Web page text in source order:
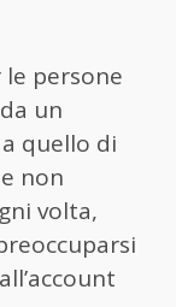
persone
un
quello di
non
volta,